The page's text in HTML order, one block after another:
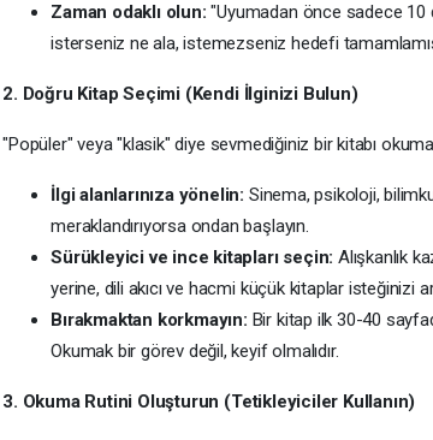
Zaman odaklı olun: "Uyumadan önce sadece 10
isterseniz ne ala, istemezseniz hedefi
2. Doğru Kitap Seçimi (Kendi İlginizi Bulun)
"Popüler" veya "klasik" diye sevmediğiniz bir kitabı
İlgi alanlarınıza yönelin: Sinema, psikoloji,
meraklandırıyorsa ondan başlayın.
Sürükleyici ve ince kitapları seçin: Alışkanlık
yerine, dili akıcı ve hacmi küçük kitaplar isteğinizi
Bırakmaktan korkmayın: Bir kitap ilk 30-40
Okumak bir görev değil, keyif olmalıdır.
3. Okuma Rutini Oluşturun (Tetikleyiciler Kullanın)